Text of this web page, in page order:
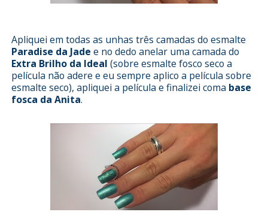
Apliquei em todas as unhas três camadas do esmalte
Paradise da Jade e no dedo anelar uma camada do
Extra Brilho da Ideal (sobre esmalte fosco seco a
película não adere e eu sempre aplico a película sobre
esmalte seco), apliquei a película e finalizei coma base
fosca da Anita.